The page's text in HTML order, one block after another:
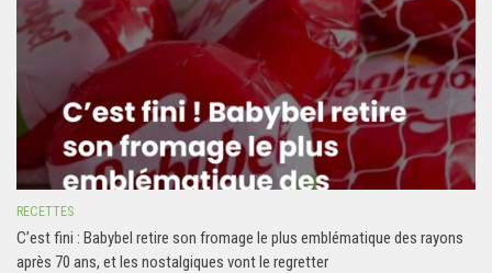
RECETTES
C’est fini : Babybel retire son fromage le plus emblématique des rayons
après 70 ans, et les nostalgiques vont le regretter